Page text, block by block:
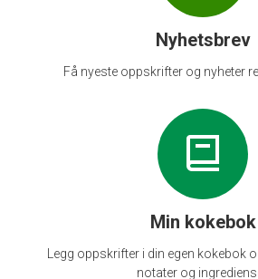
Nyhetsbrev
Få nyeste oppskrifter og nyheter
Min kokebok
Legg oppskrifter i din egen kokebok
notater og